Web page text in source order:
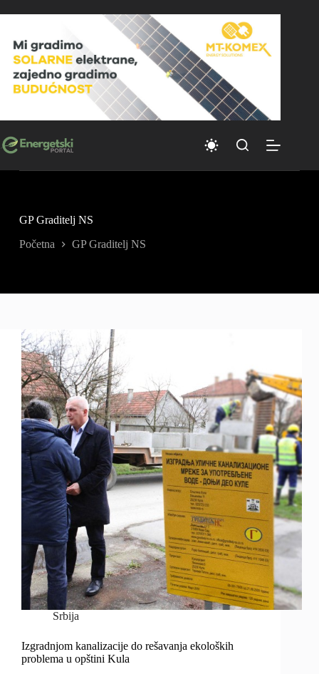
to
GP Graditelj NS
Početna GP Graditelj NS
Srbija
Izgradnjom kanalizacije do rešavanja ekoloških
problema u opštini Kula